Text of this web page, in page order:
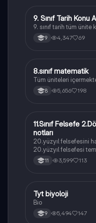
Tarih
9. Sınıf Tarih Konu
9. sınıf tarih tüm ünite
9 4,347 69
Matematik
8.sınıf matematik
Tüm üniteleri
8 5,656 198
Felsefe
11.Sınıf Felsefe
notları
20.yüzyıl felsefesini
20.yüzyıl felsefesi
konularını içermektedir
11 3,599 113
Biyoloji
Tyt biyoloji
Bio
9 5,494 147